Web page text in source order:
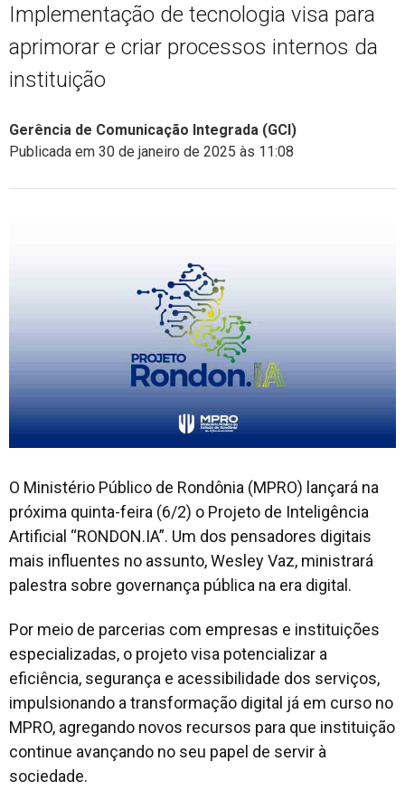
Implementação de tecnologia visa para
aprimorar e criar processos internos da
instituição
Gerência de Comunicação Integrada (GCI)
Publicada em 30 de janeiro de 2025 às 11:08
O Ministério Público de Rondônia (MPRO) lançará na
próxima quinta-feira (6/2) o Projeto de Inteligência
Artificial “RONDON.IA”. Um dos pensadores digitais
mais influentes no assunto, Wesley Vaz, ministrará
palestra sobre governança pública na era digital.
Por meio de parcerias com empresas e instituições
especializadas, o projeto visa potencializar a
eficiência, segurança e acessibilidade dos serviços,
impulsionando a transformação digital já em curso no
MPRO, agregando novos recursos para que instituição
continue avançando no seu papel de servir à
sociedade.